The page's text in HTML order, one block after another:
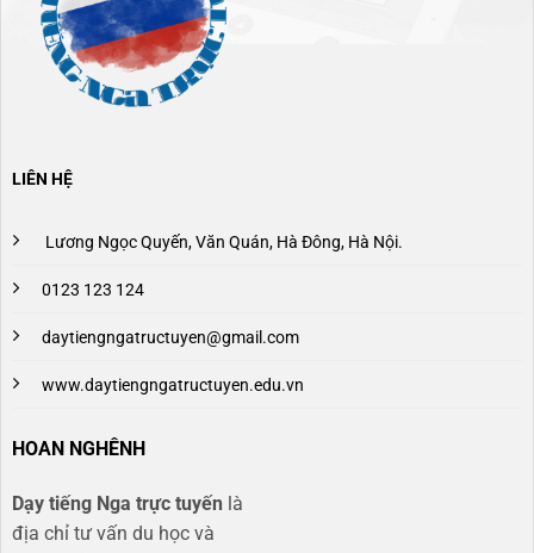
LIÊN HỆ
Lương Ngọc Quyến, Văn Quán, Hà Đông, Hà Nội.
0123 123 124
daytiengngatructuyen@gmail.com
www.daytiengngatructuyen.edu.vn
HOAN NGHÊNH
Dạy tiếng Nga trực tuyến là
địa chỉ tư vấn du học và